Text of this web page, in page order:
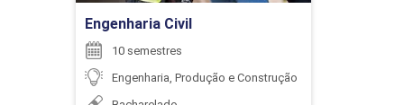
Engenharia Civil
10 semestres
Engenharia, Produção e Construção